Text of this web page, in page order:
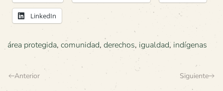
LinkedIn
área protegida, comunidad, derechos, igualdad, indígenas
Anterior Siguiente